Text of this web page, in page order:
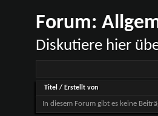
Forum:
Diskutiere hier
Titel / Erstellt von
In diesem Forum gibt es keine